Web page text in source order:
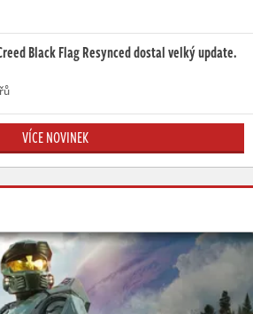
Black Flag Resynced dostal velký update.
VÍCE NOVINEK